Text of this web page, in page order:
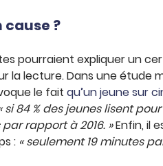
cause ?
pourraient expliquer un
la lecture. Dans une étude
le fait qu’un jeune sur
si 84 % des jeunes lisent
rapport à 2016. »Enfin, il
: « seulement 19 minutes